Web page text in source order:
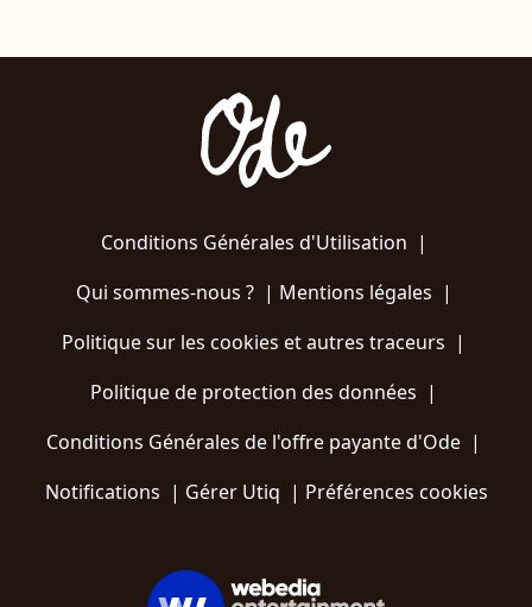
Conditions Générales d'Utilisation |
Qui sommes-nous ?| Mentions légales |
Politique sur les cookies et autres traceurs |
Politique de protection des données |
Conditions Générales de l'offre payante d'Ode |
Notifications | Gérer Utiq | Préférences cookies